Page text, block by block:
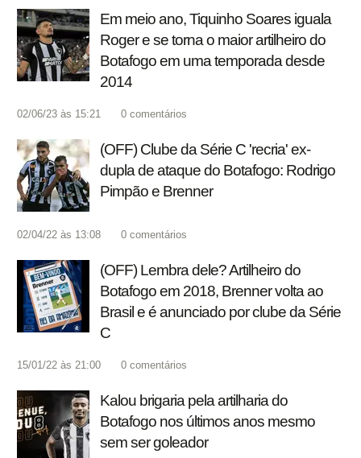
Em meio ano, Tiquinho Soares iguala
Roger e se torna o maior artilheiro do
Botafogo em uma temporada desde
2014
02/06/23 às 15:21 0 comentários
(OFF) Clube da Série C 'recria' ex-
dupla de ataque do Botafogo: Rodrigo
Pimpão e Brenner
02/04/22 às 13:08 0 comentários
(OFF) Lembra dele? Artilheiro do
Botafogo em 2018, Brenner volta ao
Brasil e é anunciado por clube da Série
C
15/01/22 às 21:00 0 comentários
Kalou brigaria pela artilharia do
Botafogo nos últimos anos mesmo
sem ser goleador